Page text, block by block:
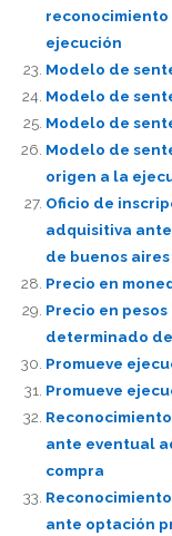
ejecución
Modelo de
Modelo de
Modelo de
Modelo de
origen a la
Oficio de
adquisitiva
de buenos aires
Precio en
Precio en
determinado
Promueve
Promueve
ante eventual
compra
ante optación